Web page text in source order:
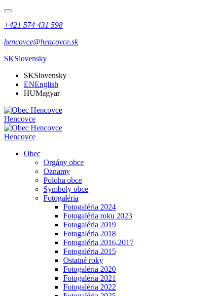
+421 574 431 598
hencovce@hencovce.sk
SKSlovensky
SKSlovensky
ENEnglish
HUMagyar
Hencovce
Hencovce
Obec
Orgány obce
Oznamy
Poloha obce
Symboly obce
Fotogaléria
Fotogaléria 2024
Fotogaléria roku 2023
Fotogaléria 2019
Fotogaléria 2018
Fotogaléria 2016,2017
Fotogaléria 2015
Ostatné roky
Fotogaléria 2020
Fotogaléria 2021
Fotogaléria 2022